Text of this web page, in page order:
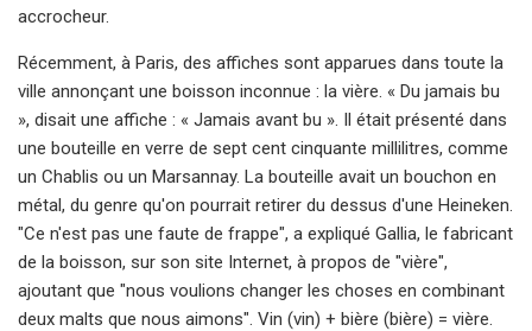
accrocheur.
Récemment, à Paris, des affiches sont apparues dans toute la
ville annonçant une boisson inconnue : la vière. « Du jamais bu
», disait une affiche : « Jamais avant bu ». Il était présenté dans
une bouteille en verre de sept cent cinquante millilitres, comme
un Chablis ou un Marsannay. La bouteille avait un bouchon en
métal, du genre qu'on pourrait retirer du dessus d'une Heineken.
"Ce n'est pas une faute de frappe", a expliqué Gallia, le fabricant
de la boisson, sur son site Internet, à propos de "vière",
ajoutant que "nous voulions changer les choses en combinant
deux malts que nous aimons". Vin (vin) + bière (bière) = vière.